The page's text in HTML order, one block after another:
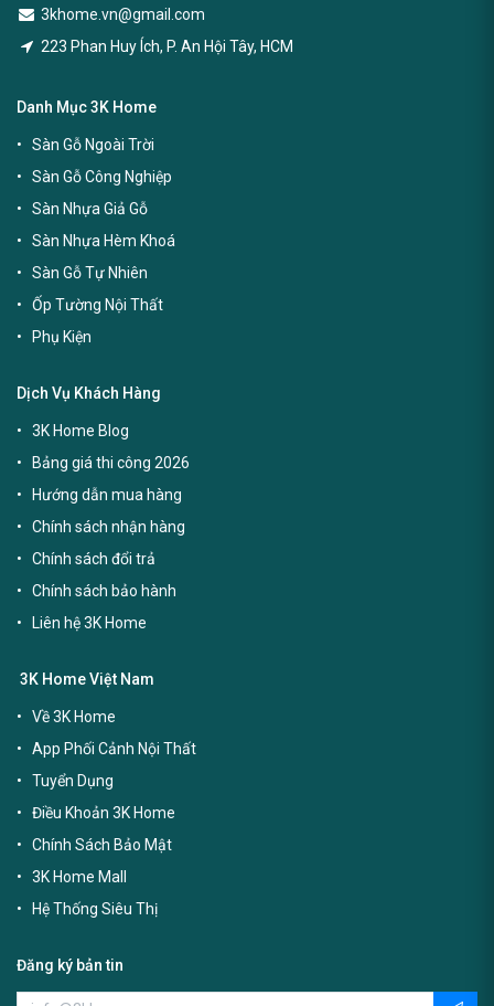
3khome.vn@gmail.com
223 Phan Huy Ích, P. An Hội Tây, HCM
Danh Mục 3K Home
Sàn Gỗ Ngoài Trời
Sàn Gỗ Công Nghiệp
Sàn Nhựa Giả Gỗ
Sàn Nhựa Hèm Khoá
Sàn Gỗ Tự Nhiên
Ốp Tường Nội Thất
Phụ Kiện
Dịch Vụ Khách Hàng
3K Home Blog
Bảng giá thi công 2026
Hướng dẫn mua hàng
Chính sách nhận hàng
Chính sách đổi trả
Chính sách bảo hành
Liên hệ 3K Home
3K Home Việt Nam
Về 3K Home
App Phối Cảnh Nội Thất
Tuyển Dụng
Điều Khoản 3K Home
Chính Sách Bảo Mật
3K Home Mall
Hệ Thống Siêu Thị
Đăng ký bản tin